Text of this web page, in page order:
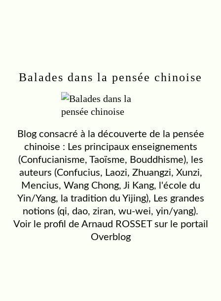
Balades dans la pensée chinoise
Blog consacré à la découverte de la pensée
chinoise : Les principaux enseignements
(Confucianisme, Taoïsme, Bouddhisme), les
auteurs (Confucius, Laozi, Zhuangzi, Xunzi,
Mencius, Wang Chong, Ji Kang, l'école du
Yin/Yang, la tradition du Yijing), Les grandes
notions (qi, dao, ziran, wu-wei, yin/yang).
Voir le profil de Arnaud ROSSET sur le portail
Overblog